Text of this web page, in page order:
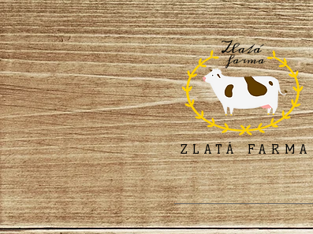
ZLATÁ FARMA